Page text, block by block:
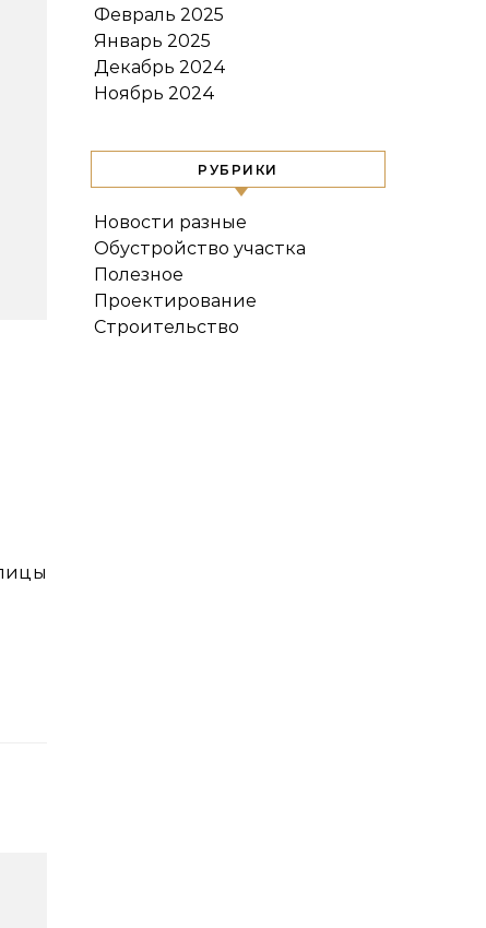
Февраль 2025
Январь 2025
Декабрь 2024
Ноябрь 2024
РУБРИКИ
Новости разные
Обустройство участка
Полезное
Проектирование
Строительство